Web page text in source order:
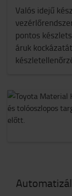
Valós idejű
pontos
áruk